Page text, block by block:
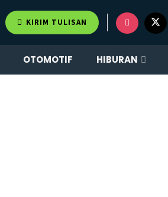
KIRIM TULISAN
OTOMOTIF HIBURAN